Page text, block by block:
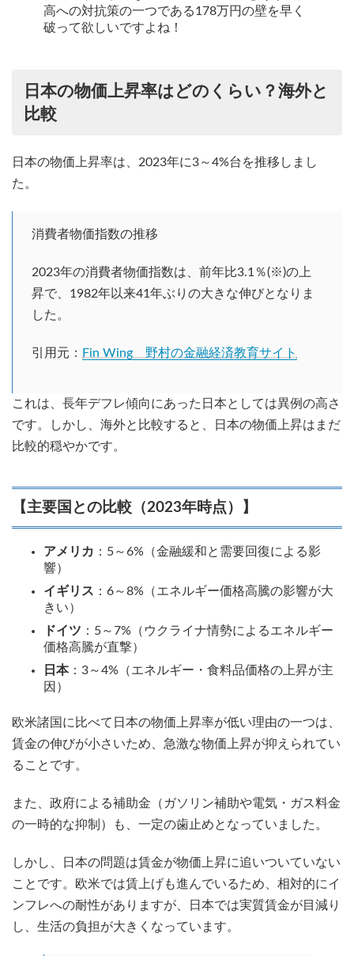
高への対抗策の一つである178万円の壁を早く
破って欲しいですよね！
日本の物価上昇率はどのくらい？海外と
比較
日本の物価上昇率は、2023年に3～4%台を推移しまし
た。
消費者物価指数の推移
2023年の消費者物価指数は、前年比3.1％(※)の上
昇で、1982年以来41年ぶりの大きな伸びとなりま
した。
引用元： Fin Wing 野村の金融経済教育サイト
これは、長年デフレ傾向にあった日本としては異例の高さ
です。しかし、海外と比較すると、日本の物価上昇はまだ
比較的穏やかです。
【主要国との比較（2023年時点）】
アメリカ ：5～6%（金融緩和と需要回復による影
響）
イギリス ：6～8%（エネルギー価格高騰の影響が大
きい）
ドイツ ：5～7%（ウクライナ情勢によるエネルギー
価格高騰が直撃）
日本：3～4%（エネルギー・食料品価格の上昇が主
因）
欧米諸国に比べて日本の物価上昇率が低い理由の一つは、
賃金の伸びが小さいため、急激な物価上昇が抑えられてい
ることです。
また、政府による補助金（ガソリン補助や電気・ガス料金
の一時的な抑制）も、一定の歯止めとなっていました。
しかし、日本の問題は賃金が物価上昇に追いついていない
ことです。欧米では賃上げも進んでいるため、相対的にイ
ンフレへの耐性がありますが、日本では実質賃金が目減り
し、生活の負担が大きくなっています。